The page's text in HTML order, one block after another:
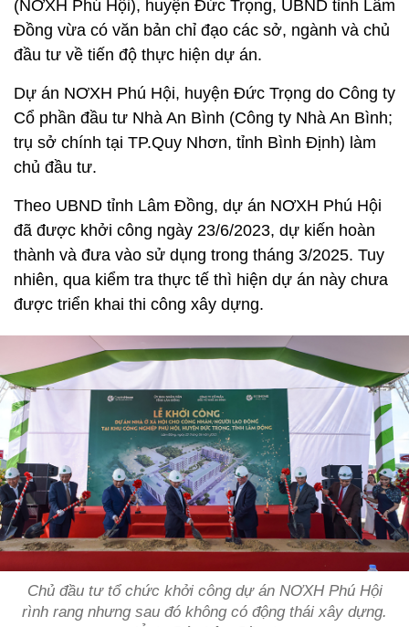
(NƠXH Phú Hội), huyện Đức Trọng, UBND tỉnh Lâm
Đồng vừa có văn bản chỉ đạo các sở, ngành và chủ
đầu tư về tiến độ thực hiện dự án.
Dự án NƠXH Phú Hội, huyện Đức Trọng do Công ty
Cổ phần đầu tư Nhà An Bình (Công ty Nhà An Bình;
trụ sở chính tại TP.Quy Nhơn, tỉnh Bình Định) làm
chủ đầu tư.
Theo UBND tỉnh Lâm Đồng, dự án NƠXH Phú Hội
đã được khởi công ngày 23/6/2023, dự kiến hoàn
thành và đưa vào sử dụng trong tháng 3/2025. Tuy
nhiên, qua kiểm tra thực tế thì hiện dự án này chưa
được triển khai thi công xây dựng.
Chủ đầu tư tổ chức khởi công dự án NƠXH Phú Hội
rình rang nhưng sau đó không có động thái xây dựng.